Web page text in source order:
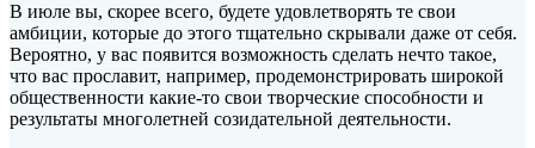
В июле вы, скорее всего, будете удовлетворять те свои
амбиции, которые до этого тщательно скрывали даже от себя.
Вероятно, у вас появится возможность сделать нечто такое,
что вас прославит, например, продемонстрировать широкой
общественности какие-то свои творческие способности и
результаты многолетней созидательной деятельности.